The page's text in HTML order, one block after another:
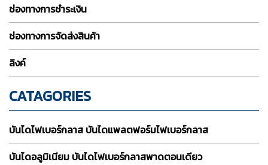
ช่องทางการชำระเงิน
ช่องทางการจัดส่งสินค้า
ลิงค์
CATAGORIES
บันไดไฟเบอร์กลาส บันไดแพลตฟอร์มไฟเบอร์กลาส
บันไดอลูมิเนียม บันไดไฟเบอร์กลาสพาดตอนเดียว